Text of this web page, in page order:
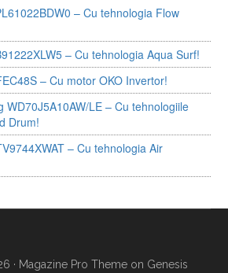
– Cu tehnologia Flow
– Cu tehnologia Aqua Surf!
– Cu motor OKO Invertor!
WD70J5A10AW/LE – Cu tehnologiile
Drum!
– Cu tehnologia Air
· Magazine Pro Theme on Genesis